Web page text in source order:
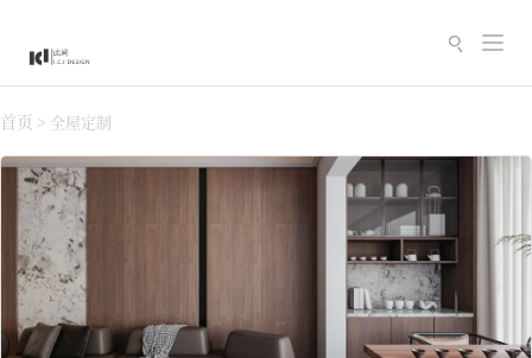
切
换
首页 > 全屋定制